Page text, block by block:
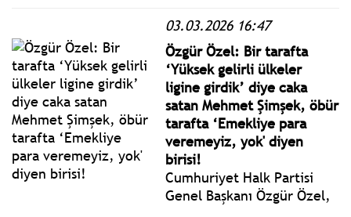
gereken tez, her hal ve
şartta İran'ın toprak
bütünlüğünün ve üniter
devlet yapısının muhafaza
edilmesi olmalıdır." dedi.
03.03.2026 16:47
Özgür Özel: Bir tarafta
‘Yüksek gelirli ülkeler
ligine girdik’ diye caka
satan Mehmet Şimşek, öbür
tarafta ‘Emekliye para
veremeyiz, yok' diyen
birisi!
Cumhuriyet Halk Partisi
Genel Başkanı Özgür Özel,